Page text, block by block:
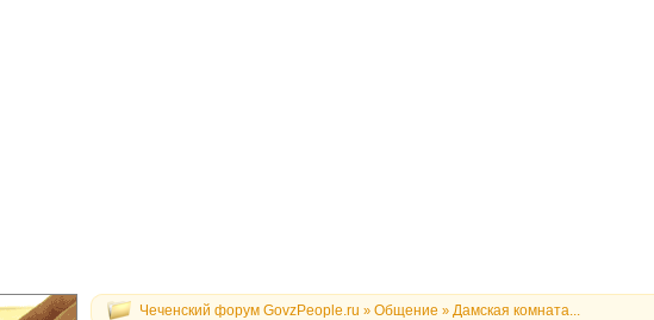
Чеченский форум GovzPeople.ru » Общение » Дамская комната...